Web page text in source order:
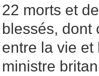
22 morts et
blessés, dont
entre la vie et
ministre